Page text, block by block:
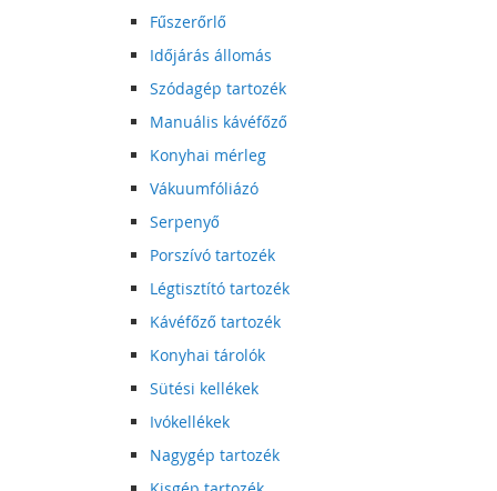
Fűszerőrlő
Időjárás állomás
Szódagép tartozék
Manuális kávéfőző
Konyhai mérleg
Vákuumfóliázó
Serpenyő
Porszívó tartozék
Légtisztító tartozék
Kávéfőző tartozék
Konyhai tárolók
Sütési kellékek
Ivókellékek
Nagygép tartozék